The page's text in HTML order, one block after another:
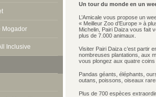
Mogador
Inclusive
Un tour du monde en un
L’Amicale vous propose un
« Meilleur Zoo d’Europe » à
Michelin, Pairi Daiza vous fait
plus de 7.000 animaux.
Visiter Pairi Daiza c’est partir
nombreuses plantations, aux
vous plongez aux quatre
Pandas géants, éléphants,
outans, poissons, oiseaux
Plus de 700 espèces